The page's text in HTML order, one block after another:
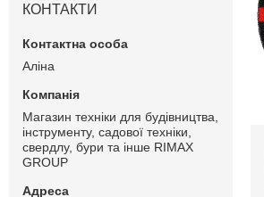
КОНТАКТИ
Аліна
Магазин техніки для будівництва,
інструменту, садової техніки,
свердлу, бури та інше RIMAX
GROUP